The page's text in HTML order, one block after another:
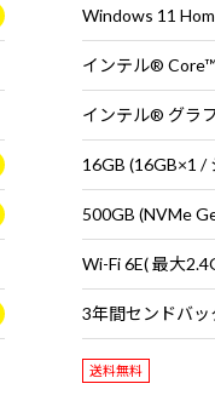
Windows 11
インテル®
インテル® グラ
16GB (16GB×1 /
500GB (NVMe
送料無料